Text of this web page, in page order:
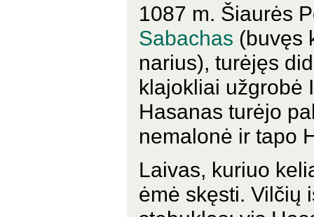
1087 m. Šiaurės
Sabachas (buvęs
narius), turėjęs
klajokliai užgrobė
Hasanas turėjo
nemalonė ir tapo
Laivas, kuriuo
ėmė skęsti. Vilčių